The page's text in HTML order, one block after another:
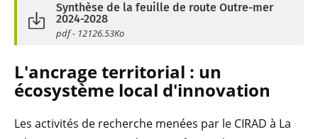
Synthèse de la feuille de route Outre-mer
2024-2028
pdf - 12126.53Ko
L'ancrage territorial : un
écosystème local d'innovation
Les activités de recherche menées par le CIRAD à La